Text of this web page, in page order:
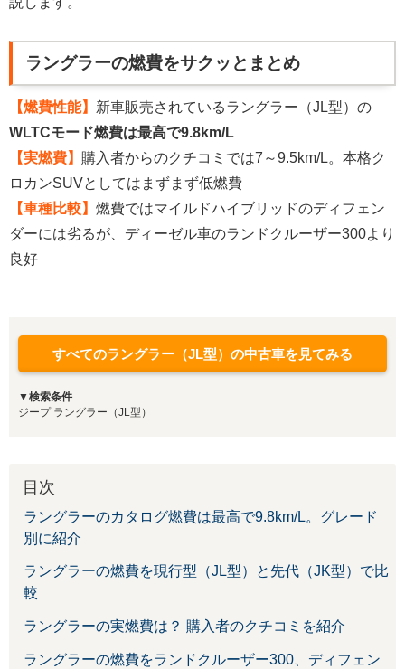
ラングラーの燃費をサクッとまとめ
【燃費性能】 新車販売されているラングラー（JL型）の
WLTCモード燃費は最高で9.8km/L
【実燃費】 購入者からのクチコミでは7～9.5km/L。本格ク
ロカンSUVとしてはまずまず低燃費
【車種比較】 燃費ではマイルドハイブリッドのディフェン
ダーには劣るが、ディーゼル車のランドクルーザー300より
良好
すべてのラングラー（JL型）の中古車を見てみる
▼検索条件
ジープ ラングラー（JL型）
目次
ラングラーのカタログ燃費は最高で9.8km/L。グレード
別に紹介
ラングラーの燃費を現行型（JL型）と先代（JK型）で比
較
ラングラーの実燃費は？ 購入者のクチコミを紹介
ラングラーの燃費をランドクルーザー300、ディフェン